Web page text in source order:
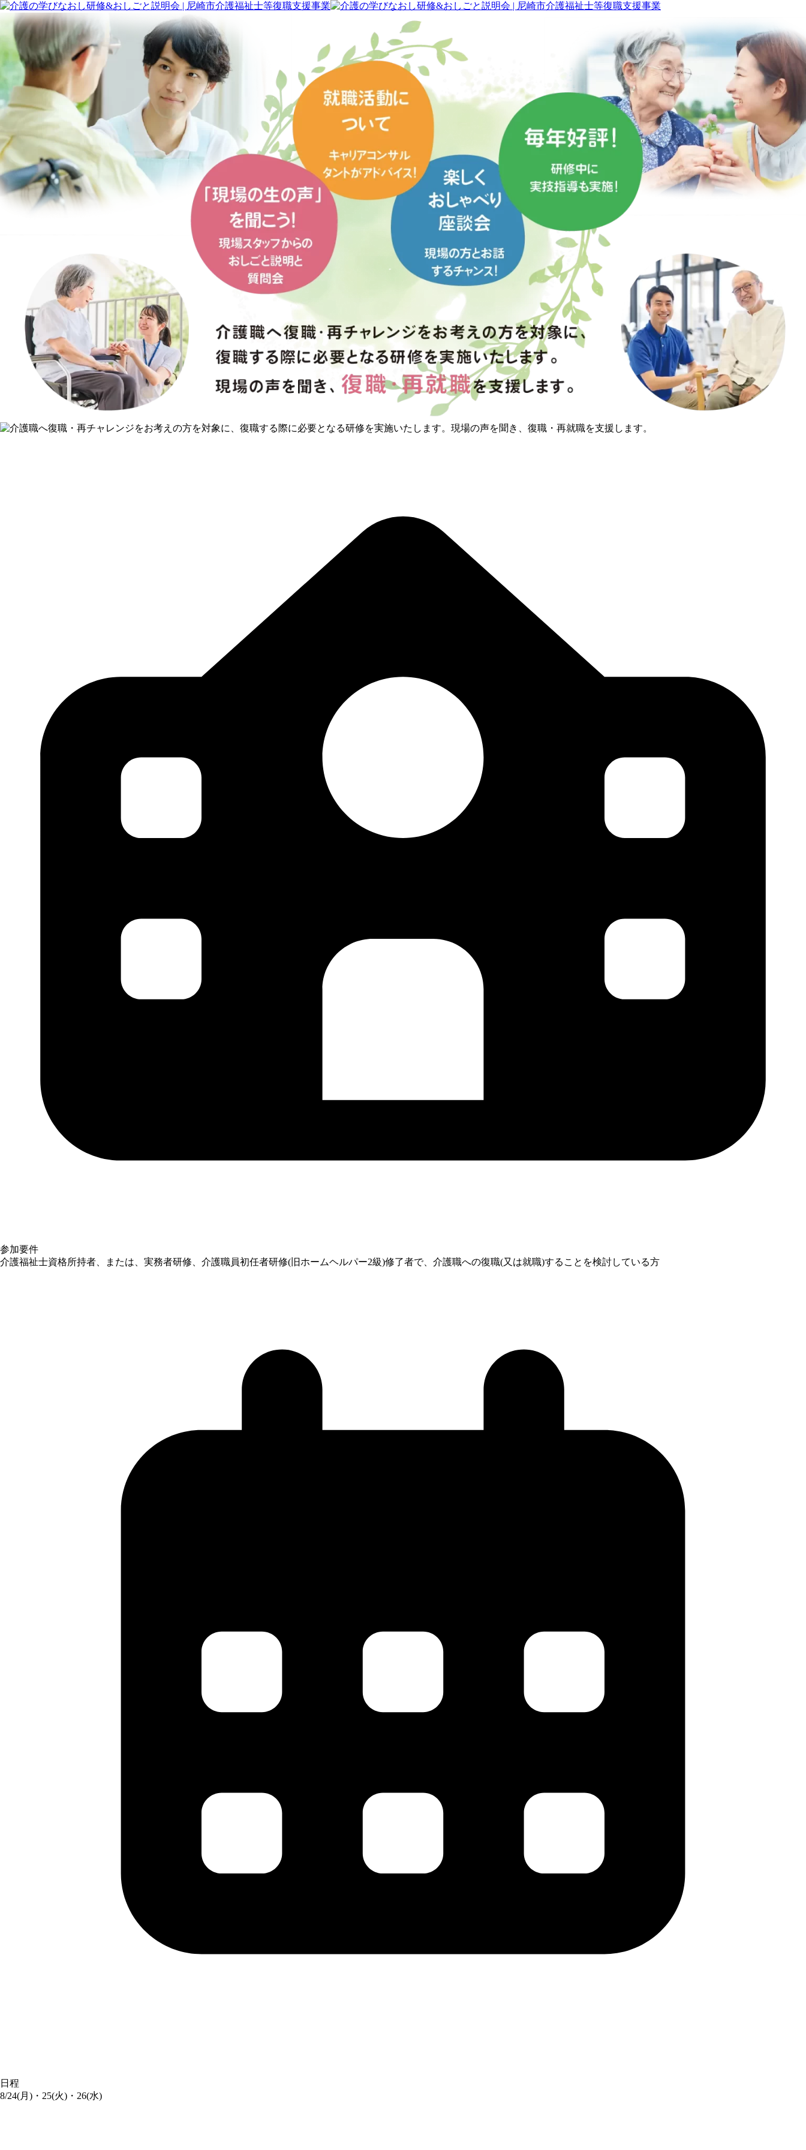
参加要件
介護福祉士資格所持者、または、実務者研修、介護職員初任者研修(旧ホームヘルパー2級)修了者で、介護職への復職(又は就職)することを検討している方
日程
8/24(月)・25(火)・26(水)